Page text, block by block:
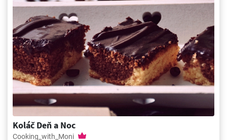
Koláč Deň a Noc
Cooking_with_Moni